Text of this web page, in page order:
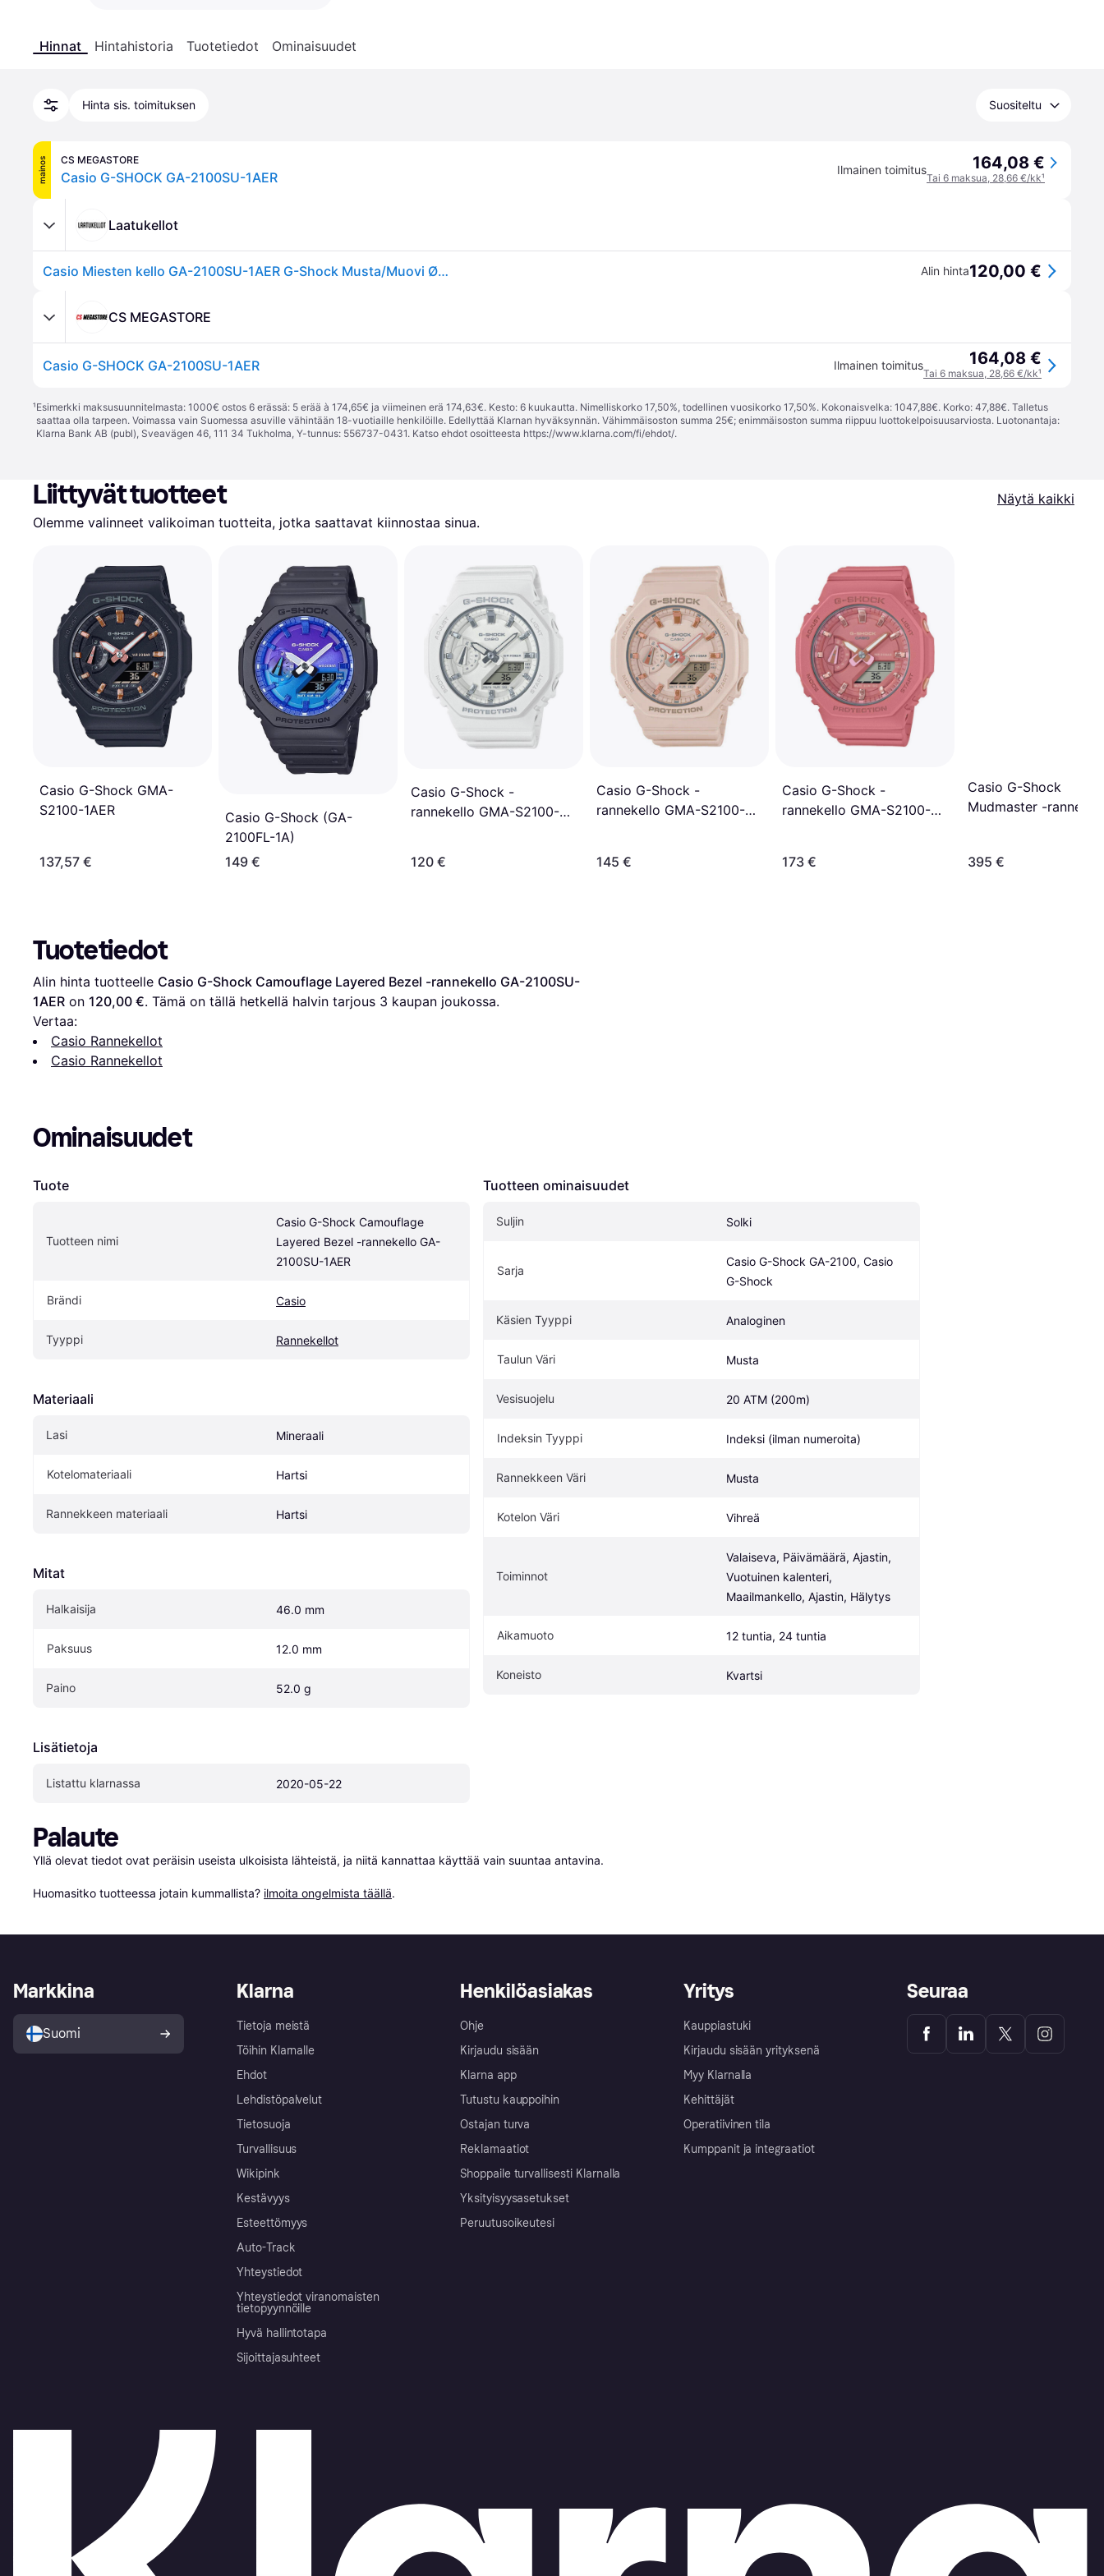
Hinnat Hintahistoria Tuotetiedot Ominaisuudet
Hinta sis. toimituksen Suositeltu
mainos CS MEGASTORE
Casio G-SHOCK GA-2100SU-1AER Ilmainen toimitus 164,08 €
Tai 6 maksua, 28,66 €/kk¹
Laatukellot
Casio Miesten kello GA-2100SU-1AER G-Shock Musta/Muovi Ø45.4 mm Alin hinta120,00 €
CS MEGASTORE
Casio G-SHOCK GA-2100SU-1AER Ilmainen toimitus 164,08 €
Tai 6 maksua, 28,66 €/kk¹
¹Esimerkki maksusuunnitelmasta: 1000€ ostos 6 erässä: 5 erää à 174,65€ ja viimeinen erä 174,63€. Kesto: 6 kuukautta. Nimelliskorko 17,50%, todellinen vuosikorko 17,50%. Kokonaisvelka: 1047,88€. Korko: 47,88€. Talletus
saattaa olla tarpeen. Voimassa vain Suomessa asuville vähintään 18-vuotiaille henkilöille. Edellyttää Klarnan hyväksynnän. Vähimmäisoston summa 25€; enimmäisoston summa riippuu luottokelpoisuusarviosta. Luotonantaja:
Klarna Bank AB (publ), Sveavägen 46, 111 34 Tukholma, Y-tunnus: 556737-0431. Katso ehdot osoitteesta https://www.klarna.com/fi/ehdot/.
Liittyvät tuotteet
Näytä kaikki
Olemme valinneet valikoiman tuotteita, jotka saattavat kiinnostaa sinua.
Casio G-Shock GMA-
S2100-1AER
137,57 €
Casio G-Shock (GA-
2100FL-1A)
149 €
Casio G-Shock -
rannekello GMA-S2100-
120 €
Casio G-Shock -
rannekello GMA-S2100-
145 €
Casio G-Shock -
rannekello GMA-S2100-
173 €
Casio G-Shock
Mudmaster -
395 €
Tuotetiedot
Alin hinta tuotteelle Casio G-Shock Camouflage Layered Bezel -rannekello GA-2100SU-
1AER on 120,00 €. Tämä on tällä hetkellä halvin tarjous 3 kaupan joukossa.
Vertaa:
Casio Rannekellot
Casio Rannekellot
Ominaisuudet
Tuote
Tuotteen nimi
Casio G-Shock Camouflage
Layered Bezel -rannekello GA-
2100SU-1AER
Brändi Casio
Tyyppi Rannekellot
Materiaali
Lasi Mineraali
Kotelomateriaali Hartsi
Rannekkeen materiaali Hartsi
Mitat
Halkaisija 46.0 mm
Paksuus 12.0 mm
Paino 52.0 g
Lisätietoja
Listattu klarnassa 2020-05-22
Tuotteen ominaisuudet
Suljin Solki
Sarja
Casio G-Shock GA-2100, Casio
G-Shock
Käsien Tyyppi Analoginen
Taulun Väri Musta
Vesisuojelu 20 ATM (200m)
Indeksin Tyyppi Indeksi (ilman numeroita)
Rannekkeen Väri Musta
Kotelon Väri Vihreä
Toiminnot
Valaiseva, Päivämäärä, Ajastin,
Vuotuinen kalenteri,
Maailmankello, Ajastin, Hälytys
Aikamuoto 12 tuntia, 24 tuntia
Koneisto Kvartsi
Palaute
Yllä olevat tiedot ovat peräisin useista ulkoisista lähteistä, ja niitä kannattaa käyttää vain suuntaa antavina.
Huomasitko tuotteessa jotain kummallista? ilmoita ongelmista täällä.
Klarna
Tietoja meistä
Töihin Klarnalle
Ehdot
Lehdistöpalvelut
Tietosuoja
Turvallisuus
Wikipink
Kestävyys
Esteettömyys
Auto-Track
Yhteystiedot
Yhteystiedot viranomaisten
tietopyynnöille
Hyvä hallintotapa
Sijoittajasuhteet
Henkilöasiakas
Ohje
Kirjaudu sisään
Klarna app
Tutustu kauppoihin
Ostajan turva
Reklamaatiot
Shoppaile turvallisesti Klarnalla
Yksityisyysasetukset
Peruutusoikeutesi
Yritys
Kauppiastuki
Kirjaudu sisään yrityksenä
Myy Klarnalla
Kehittäjät
Operatiivinen tila
Kumppanit ja integraatiot
Markkina
Suomi
Seuraa